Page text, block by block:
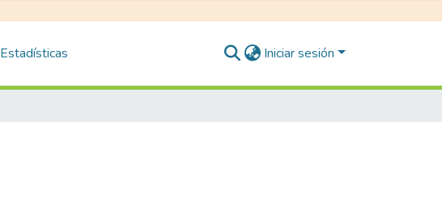
Estadísticas Iniciar sesión